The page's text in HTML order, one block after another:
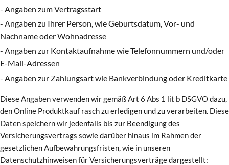
- Angaben zum Vertragsstart
- Angaben zu Ihrer Person, wie Geburtsdatum, Vor- und
Nachname oder Wohnadresse
- Angaben zur Kontaktaufnahme wie Telefonnummern und/oder
E-Mail-Adressen
- Angaben zur Zahlungsart wie Bankverbindung oder Kreditkarte
Diese Angaben verwenden wir gemäß Art 6 Abs 1 lit b DSGVO dazu,
den Online Produktkauf rasch zu erledigen und zu verarbeiten. Diese
Daten speichern wir jedenfalls bis zur Beendigung des
Versicherungsvertrags sowie darüber hinaus im Rahmen der
gesetzlichen Aufbewahrungsfristen, wie in unseren
Datenschutzhinweisen für Versicherungsverträge dargestellt: